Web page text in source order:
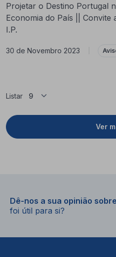
Projetar o Destino Portugal
Economia do País || Convite
I.P.
30 de Novembro 2023
Listar
Ver
Dê-nos a sua opinião
foi útil para si?